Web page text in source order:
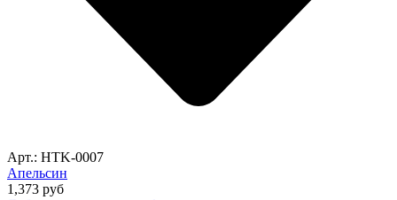
Арт.: HTK-0007
Апельсин
1,373 руб